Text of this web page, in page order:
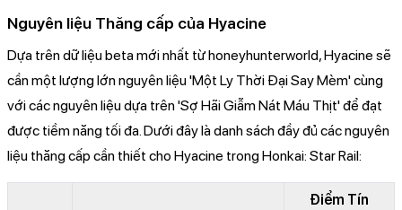
Nguyên liệu Thăng cấp của Hyacine
Dựa trên dữ liệu beta mới nhất từ honeyhunterworld, Hyacine sẽ
cần một lượng lớn nguyên liệu 'Một Ly Thời Đại Say Mèm' cùng
với các nguyên liệu dựa trên 'Sợ Hãi Giẫm Nát Máu Thịt' để đạt
được tiềm năng tối đa. Dưới đây là danh sách đầy đủ các nguyên
liệu thăng cấp cần thiết cho Hyacine trong Honkai: Star Rail:
Điểm Tín